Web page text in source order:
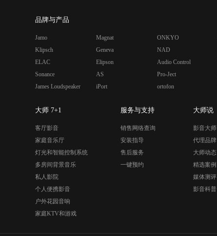
品牌与产品
Jamo
Klipsch
ELAC
Sonance
James Loudspeaker
Magnat
Geneva
Elipson
AS
iPort
ONKYO
NAD
Audio Control
Pro-Ject
ortofon
大师 7+1
客厅影音
家庭音乐厅
灯光和智能控制系统
多房间背景音乐
私人影院
个人便携影音
户外花园音响
家庭KTV和游戏
服务与支持
销售网络查询
安装指导
售后服务
一键预约
大师说
影音大师
代理品牌
大师动态
精选案例
媒体测评
影音科普